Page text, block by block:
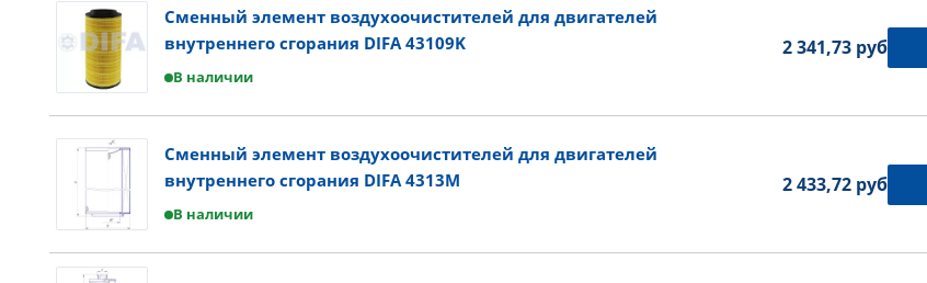
Сменный элемент воздухоочистителей для двигателей
внутреннего сгорания DIFA 43109K
В наличии
2 341,73 руб.
Сменный элемент воздухоочистителей для двигателей
внутреннего сгорания DIFA 4313M
В наличии
2 433,72 руб.